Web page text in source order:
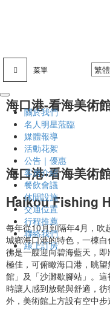
菜單
關於我們
名人明星蒞臨
媒體報導
活動花絮
公告｜優惠
客房介紹
餐飲會議
休閒設施
交通位置
行程推薦
聯絡我們
線上訂房
海口港-看海美術
海口港-看海美術
Haikou Fishing
每年從10月到隔年4月，吹
城鄉海口港的特色，一棟
彿是一艘迎向碧海藍天，
極佳，可俯瞰海口港，眺
館」及「沙灘歇腳站」。
時讓人感到放鬆與舒適，
外，美術館上方設有空中